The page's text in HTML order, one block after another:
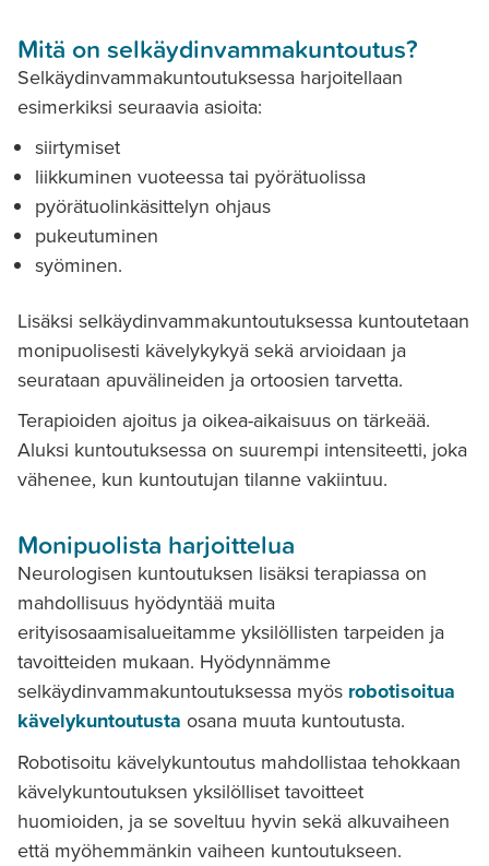
Mitä on selkäydinvammakuntoutus?
Selkäydinvammakuntoutuksessa harjoitellaan
esimerkiksi seuraavia asioita:
siirtymiset
liikkuminen vuoteessa tai pyörätuolissa
pyörätuolinkäsittelyn ohjaus
pukeutuminen
syöminen.
Lisäksi selkäydinvammakuntoutuksessa kuntoutetaan
monipuolisesti kävelykykyä sekä arvioidaan ja
seurataan apuvälineiden ja ortoosien tarvetta.
Terapioiden ajoitus ja oikea-­aikaisuus on tärkeää.
Aluksi kuntoutuksessa on suurempi intensiteetti, joka
vähenee, kun kuntoutujan tilanne vakiintuu.
Monipuolista harjoittelua
Neurologisen kuntoutuksen lisäksi terapiassa on
mahdollisuus hyödyntää muita
erityisosaamisalueitamme yksilöllisten tarpeiden ja
tavoitteiden mukaan. Hyödynnämme
selkäydinvammakuntoutuksessa myös robotisoitua
kävelykuntoutusta osana muuta kuntoutusta.
Robotisoitu kävelykuntoutus mahdollistaa tehokkaan
kävelykuntoutuksen yksilölliset tavoitteet
huomioiden, ja se soveltuu hyvin sekä alkuvaiheen
että myöhemmänkin vaiheen kuntoutukseen.